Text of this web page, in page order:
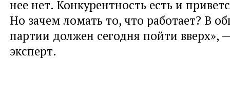
нее нет. Конкурентность есть и
Но зачем ломать то, что работает? В
партии должен сегодня пойти вверх»,
эксперт.